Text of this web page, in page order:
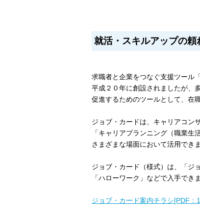
就活・スキルアップの頼
求職者と企業をつなぐ支援ツール
平成２０年に創設されましたが、
促進するためのツールとして、 在
ジョブ・カードは、キャリアコン
「キャリアプランニング（職業生
さまざまな場面において活用できま
ジョブ・カード（様式）は、「ジ
「ハローワーク」などで入手できま
ジョブ・カード案内チラシ[PDF：